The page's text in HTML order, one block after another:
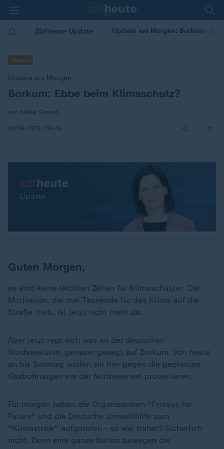
ZDFheute Update Update am Morgen: Borkum -
Update
Update am Morgen
:Borkum: Ebbe beim Klimaschutz?
von Meike Srowig
04.09.2025 | 06:46
Guten Morgen,
es sind keine leichten Zeiten für Klimaschützer. Die
Motivation, die mal Tausende für das Klima auf die
Straße trieb, ist jetzt nicht mehr da.
Aber jetzt regt sich was an der deutschen
Nordseeküste, genauer gesagt auf Borkum. Von heute
an bis Sonntag wollen sie hier gegen die geplanten
Gasbohrungen vor der Nordseeinsel protestieren.
Für morgen haben die Organisatoren "Fridays for
Future" und die Deutsche Umwelthilfe zum
"Klimastreik" aufgerufen - so wie früher? Sicherlich
nicht. Denn eine ganze Nation bewegen die